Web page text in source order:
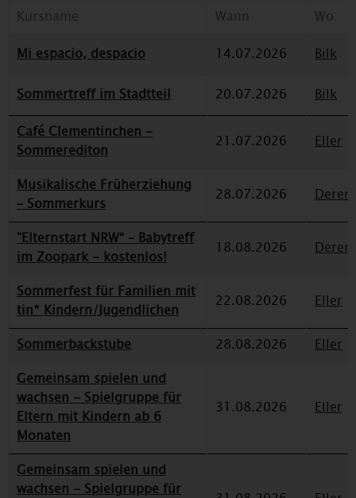
Kursname Wann
Wo
Mi espacio, despacio
14.07.2026 Bilk
Sommertreff im Stadtteil 20.07.2026
Bilk
Café Clementinchen -
Sommerediton
21.07.2026 Eller
Musikalische Früherziehung
– Sommerkurs
28.07.2026
"Elternstart NRW“ – Babytreff
im Zoopark - kostenlos!
18.08.2026
Sommerfest für Familien mit
tin* Kindern/Jugendlichen
22.08.2026 Eller
Sommerbackstube 28.08.2026
Eller
Gemeinsam spielen und
wachsen - Spielgruppe für
Eltern mit Kindern ab 6
Monaten
31.08.2026 Eller
Gemeinsam spielen und
wachsen - Spielgruppe für